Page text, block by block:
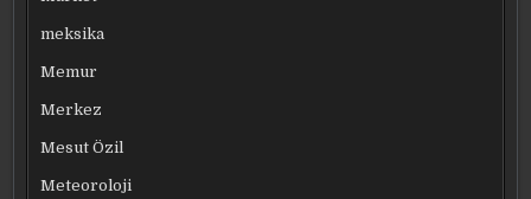
meksika
Memur
Merkez
Mesut Özil
Meteoroloji